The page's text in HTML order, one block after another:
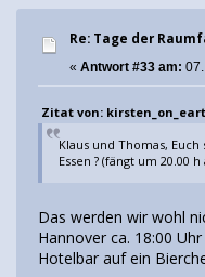
Re: Tage der
« Antwort #33 am:
Zitat von:
Klaus und Thomas,
Essen ? (fängt um 20.00 h
Das werden wir wohl
Hannover ca. 18:00
Hotelbar auf ein